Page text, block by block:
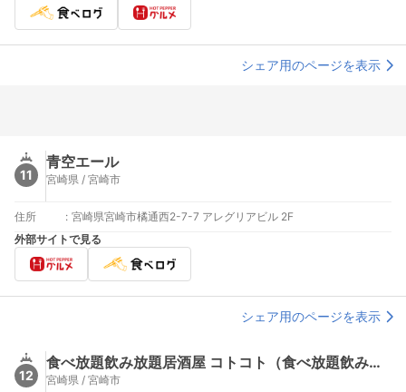
シェア用のページを表示
11
青空エール
宮崎県 / 宮崎市
住所 : 宮崎県宮崎市橘通西2-7-7 アレグリアビル 2F
外部サイトで見る
シェア用のページを表示
12
食べ放題飲み放題居酒屋 コトコト（食べ放題飲み放題居酒屋 KOTOKOTO）
宮崎県 / 宮崎市